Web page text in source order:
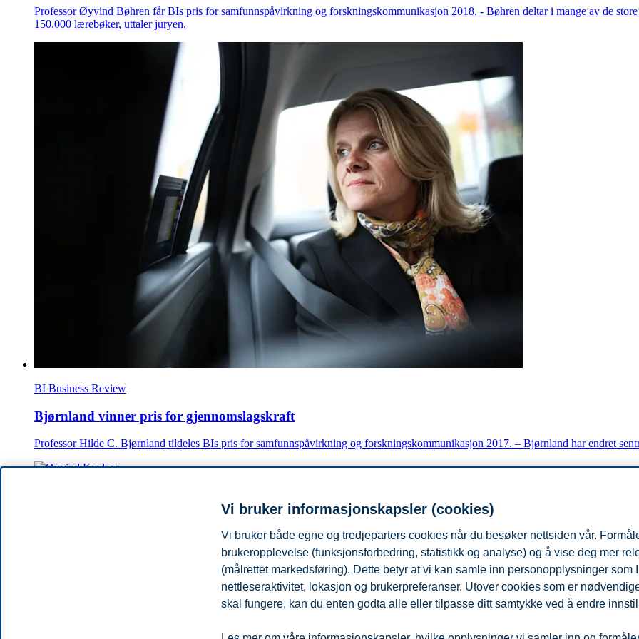
Professor Øyvind Bøhren får BIs pris for samfunnspåvirkning og forskningskommunikasjon 2018. - Bøhren deltar i mange av de
150.000 lærebøker, uttaler juryen.
BI Business Review
Bjørnland vinner pris for gjennomslagskraft
Professor Hilde C. Bjørnland tildeles BIs pris for samfunnspåvirkning og forskningskommunikasjon 2017. – Bjørnland har endret
Vinner BIs pris for forskningskommunikasjon med etikk og filosofi
Filosof og førsteamanuensis Øyvind Kvalnes er tildelt BIs pris for fremragende forskningskommunikasjon 2015. Prisen består av et
Vi bruker informasjonskapsler (cookies)
Vi bruker både egne og tredjeparters cookies når du besøker nettsiden vår.
brukeropplevelse (funksjonsforbedring, statistikk og analyse) og å vise deg mer
(målrettet markedsføring). Dette betyr at vi kan samle inn personopplysninger som
nettleseraktivitet, lokasjon og brukerpreferanser. Utover cookies som er
skal fungere, kan du enten godta alle eller tilpasse ditt samtykke ved å endre